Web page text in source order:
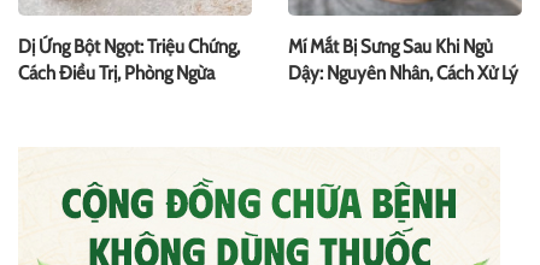
Dị Ứng Bột Ngọt: Triệu Chứng,
Cách Điều Trị, Phòng Ngừa
Mí Mắt Bị Sưng Sau Khi Ngủ
Dậy: Nguyên Nhân, Cách Xử Lý